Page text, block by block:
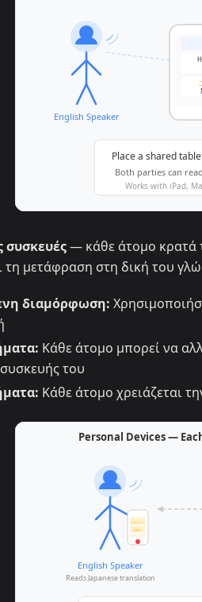
συσκευές— κάθε άτομο κρατά
τη μετάφραση στη δική του
διαμόρφωση:
Κάθε άτομο μπορεί να
του
Κάθε άτομο χρειάζεται